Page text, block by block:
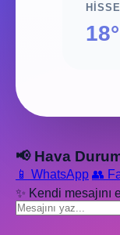
18°
📢 Hava
📱 WhatsApp 👥
✨ Kendi mesajını